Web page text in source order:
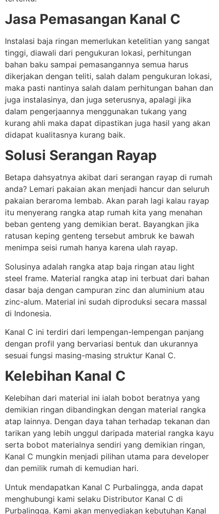
Jasa Pemasangan Kanal C
Instalasi baja ringan memerlukan ketelitian yang sangat
tinggi, diawali dari pengukuran lokasi, perhitungan
bahan baku sampai pemasangannya semua harus
dikerjakan dengan teliti, salah dalam pengukuran lokasi,
maka pasti nantinya salah dalam perhitungan bahan dan
juga instalasinya, dan juga seterusnya, apalagi jika
dalam pengerjaannya menggunakan tukang yang
kurang ahli maka dapat dipastikan juga hasil yang akan
didapat kualitasnya kurang baik.
Solusi Serangan Rayap
Betapa dahsyatnya akibat dari serangan rayap di rumah
anda? Lemari pakaian akan menjadi hancur dan seluruh
pakaian beraroma lembab. Akan parah lagi kalau rayap
itu menyerang rangka atap rumah kita yang menahan
beban genteng yang demikian berat. Bayangkan jika
ratusan keping genteng tersebut ambruk ke bawah
menimpa seisi rumah hanya karena ulah rayap.
Solusinya adalah rangka atap baja ringan atau light
steel frame. Material rangka atap ini terbuat dari bahan
dasar baja dengan campuran zinc dan aluminium atau
zinc-alum. Material ini sudah diproduksi secara massal
di Indonesia.
Kanal C ini terdiri dari lempengan-lempengan panjang
dengan profil yang bervariasi bentuk dan ukurannya
sesuai fungsi masing-masing struktur Kanal C.
Kelebihan Kanal C
Kelebihan dari material ini ialah bobot beratnya yang
demikian ringan dibandingkan dengan material rangka
atap lainnya. Dengan daya tahan terhadap tekanan dan
tarikan yang lebih unggul daripada material rangka kayu
serta bobot materialnya sendiri yang demikian ringan,
Kanal C mungkin menjadi pilihan utama para developer
dan pemilik rumah di kemudian hari.
Untuk mendapatkan Kanal C Purbalingga, anda dapat
menghubungi kami selaku Distributor Kanal C di
Purbalingga. Kami akan menyediakan kebutuhan Kanal